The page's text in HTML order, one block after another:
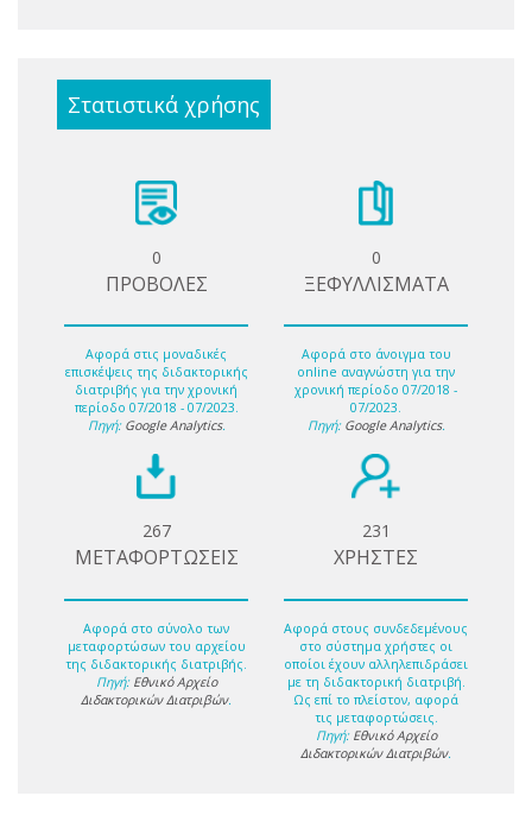
Στατιστικά χρήσης
0
ΠΡΟΒΟΛΕΣ
Αφορά στις μοναδικές
επισκέψεις της διδακτορικής
διατριβής για την χρονική
περίοδο 07/2018 - 07/2023.
Πηγή: Google Analytics.
0
ΞΕΦΥΛΛΙΣΜΑΤΑ
Αφορά στο άνοιγμα του
online αναγνώστη για την
χρονική περίοδο 07/2018 -
07/2023.
Πηγή: Google Analytics.
267
ΜΕΤΑΦΟΡΤΩΣΕΙΣ
Αφορά στο σύνολο των
μεταφορτώσων του αρχείου
της διδακτορικής διατριβής.
Πηγή: Εθνικό Αρχείο
Διδακτορικών Διατριβών.
231
ΧΡΗΣΤΕΣ
Αφορά στους συνδεδεμένους
στο σύστημα χρήστες οι
οποίοι έχουν αλληλεπιδράσει
με τη διδακτορική διατριβή.
Ως επί το πλείστον, αφορά
τις μεταφορτώσεις.
Πηγή: Εθνικό Αρχείο
Διδακτορικών Διατριβών.